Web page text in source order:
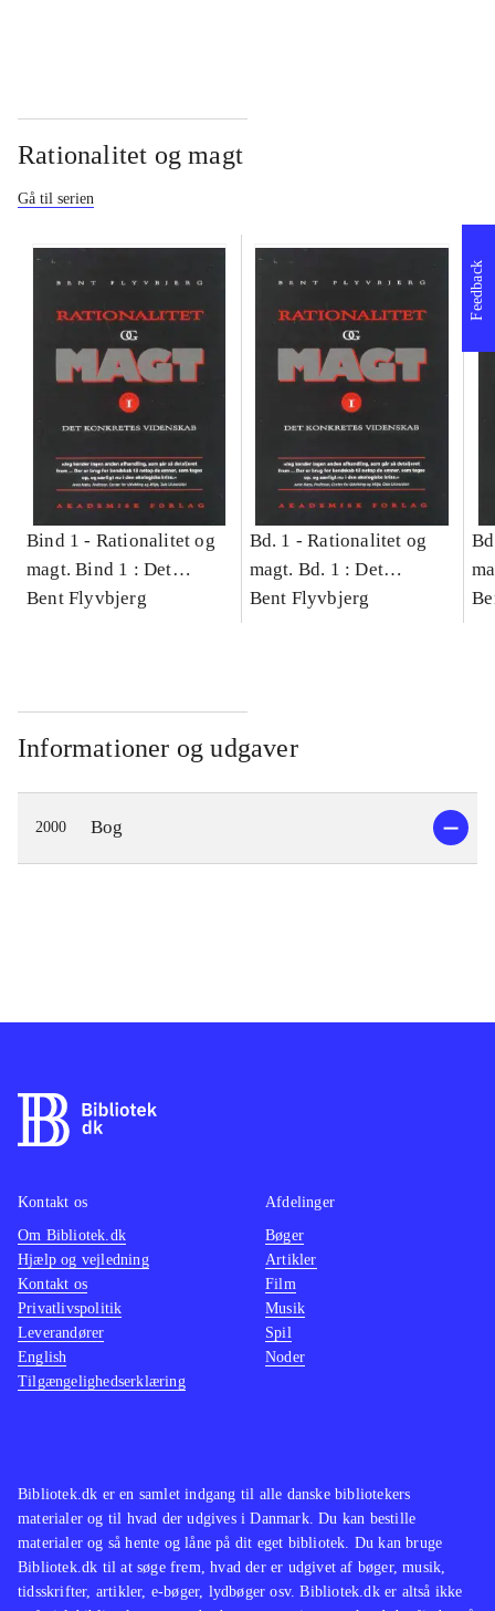
Rationalitet og magt
Gå til serien
Bind 1 - Rationalitet og
magt. Bind 1 : Det
konkretes videnskab
Bent Flyvbjerg
Bd. 1 -Rationalitet og
magt. Bd. 1 : Det
konkretes videnskab
Bent Flyvbjerg
Informationer og udgaver
2000 Bog
Feedback
Bibliotek.dk er en samlet indgang til alle danske bibliotekers
materialer og til hvad der udgives i Danmark. Du kan bestille
materialer og så hente og låne på dit eget bibliotek. Du kan bruge
Bibliotek.dk til at søge frem, hvad der er udgivet af bøger, musik,
tidsskrifter, artikler, e-bøger, lydbøger osv. Bibliotek.dk er altså ikke
Kontakt os
Om Bibliotek.dk
Hjælp og vejledning
Kontakt os
Privatlivspolitik
Leverandører
English
Tilgængelighedserklæring
Afdelinger
Bøger
Artikler
Film
Musik
Spil
Noder